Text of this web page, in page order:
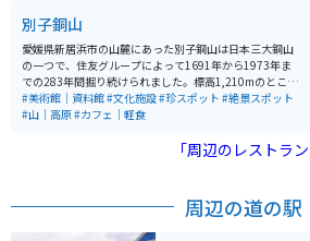
値段で購入することが出来ます。駐車場は車が20台ぐら
いは停めれますが、お昼の混み合う時間帯は、ちょっと
駐車待ちになら可能性がありますので、ご注意くださ
い。
別子銅山
愛媛県新居浜市の山麓にあった別子銅山は日本三大銅山
の一つで、住友グループによって1691年から1973年ま
での283年間掘り続けられました。標高1,210mのところ
から掘り始め、最深部は海面下1,000mにまで達しまし
た。 その後、山を元の状態に戻すために、明治初期から
す。 閉山後は「端出場（はでば）地区」と「東平（とう
なる）地区」の2カ所に分けて整備され、2007年度に近
ュ」として有名です。
#美術館｜資料館#文化施設#珍スポット #絶景スポット
#山｜高原#カフェ｜軽食
「周辺のレストラ
周辺の道の駅